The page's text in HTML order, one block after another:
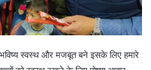
स्वस्थ और मजबूत बने इसके लिए हमारे